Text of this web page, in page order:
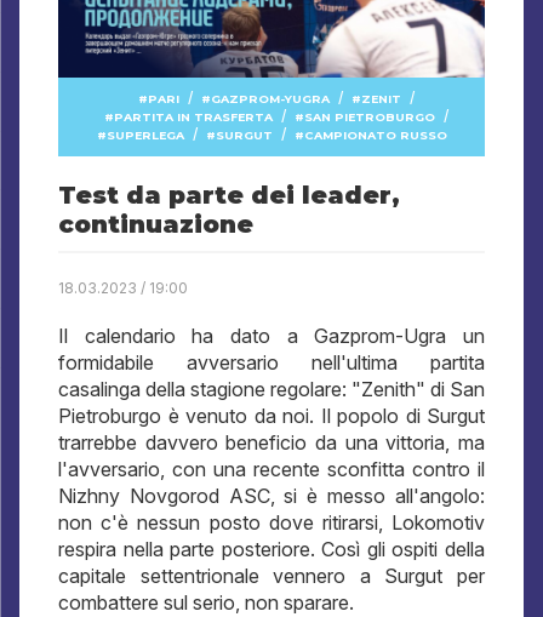
PARI / GAZPROM-YUGRA / ZENIT /
PARTITA IN TRASFERTA / SAN PIETROBURGO /
SUPERLEGA / SURGUT / CAMPIONATO RUSSO
Test da parte dei leader,
continuazione
18.03.2023 / 19:00
Il calendario ha dato a Gazprom-Ugra un
formidabile avversario nell'ultima partita
casalinga della stagione regolare: "Zenith" di San
Pietroburgo è venuto da noi. Il popolo di Surgut
trarrebbe davvero beneficio da una vittoria, ma
l'avversario, con una recente sconfitta contro il
Nizhny Novgorod ASC, si è messo all'angolo:
non c'è nessun posto dove ritirarsi, Lokomotiv
respira nella parte posteriore. Così gli ospiti della
capitale settentrionale vennero a Surgut per
combattere sul serio, non sparare.